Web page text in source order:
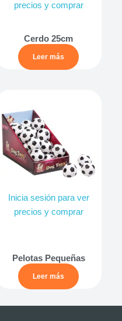
precios y comprar
Cerdo 25cm
Leer más
Inicia sesión para ver
precios y comprar
Pelotas Pequeñas
Leer más